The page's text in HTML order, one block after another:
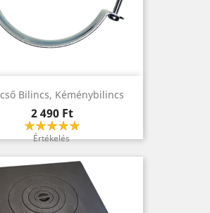
Bilincs, Kéménybilincs
Ár
2 490 Ft
Értékelés